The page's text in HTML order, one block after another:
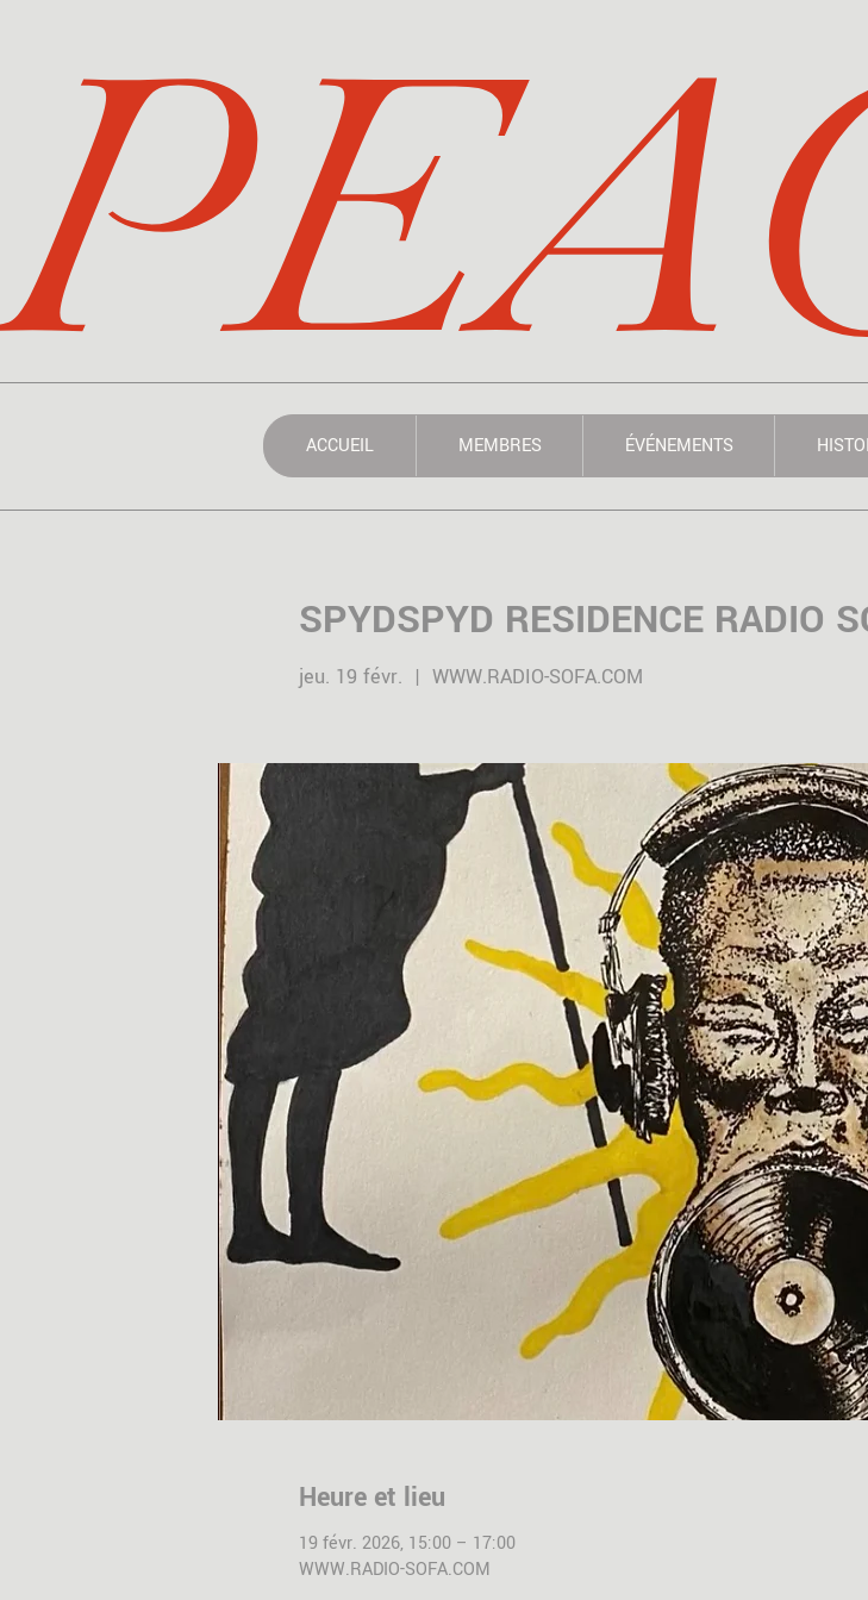
ACCUEIL MEMBRES ÉVÉNEMENTS
SPYDSPYD RESIDENCE RADIO
jeu. 19 févr.
  |
WWW.RADIO-SOFA.COM
Heure et lieu
19 févr. 2026, 15:00 – 17:00
WWW.RADIO-SOFA.COM